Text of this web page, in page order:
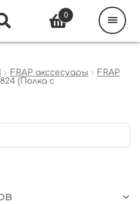
FRAP акссесуары
FRAP
(Полка с
0